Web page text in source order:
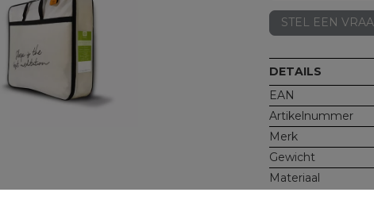
STEL EEN
DETAILS
EAN
Artikelnummer
Merk
Gewicht
Materiaal